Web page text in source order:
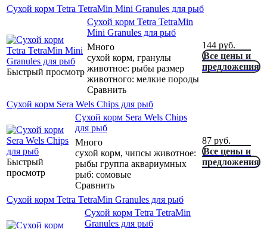
Сухой корм Tetra TetraMin Mini Granules для рыб
Быстрый просмотр
Сухой корм Tetra TetraMin
Mini Granules для рыб
Много
сухой корм, гранулы
животное: рыбы размер
животного: мелкие породы
Сравнить
144 руб.
Все цены и
предложения
Сухой корм Sera Wels Chips для рыб
Быстрый
просмотр
Сухой корм Sera Wels Chips
для рыб
Много
сухой корм, чипсы животное:
рыбы группа аквариумных
рыб: сомовые
Сравнить
87 руб.
Все цены и
предложения
Сухой корм Tetra TetraMin Granules для рыб
Сухой корм Tetra TetraMin
Granules для рыб